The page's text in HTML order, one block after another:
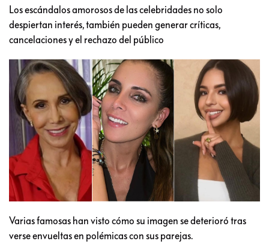
Los escándalos amorosos de las celebridades no solo
despiertan interés, también pueden generar críticas,
cancelaciones y el rechazo del público
Varias famosas han visto cómo su imagen se deterioró tras
verse envueltas en polémicas con sus parejas.